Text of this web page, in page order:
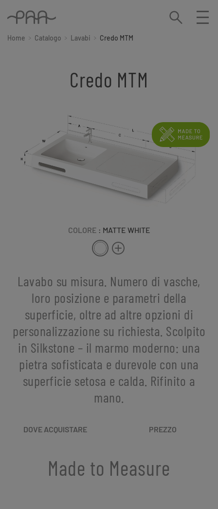
Home Catalogo Lavabi Credo MTM
Credo MTM
COLORE : MATTE WHITE
Lavabo su misura. Numero di vasche,
loro posizione e parametri della
superficie, oltre ad altre opzioni di
personalizzazione su richiesta. Scolpito
in Silkstone – il marmo moderno: una
pietra sofisticata e durevole con una
superficie setosa e calda. Rifinito a
mano.
DOVE ACQUISTARE PREZZO
Made to Measure